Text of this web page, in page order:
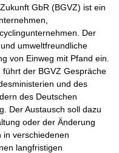
GbR (BGVZ) ist ein
Der
umweltfreundliche
von Einweg mit Pfand ein.
der BGVZ Gespräche
und des
des Deutschen
Der Austausch soll dazu
oder der Änderung
in verschiedenen
langfristigen